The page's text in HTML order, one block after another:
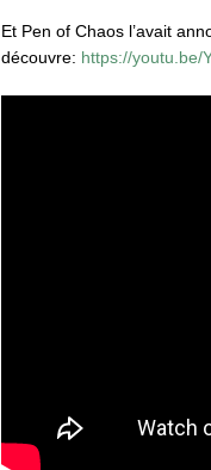
Et Pen of Chaos l’avait
découvre: https://youtu.be/